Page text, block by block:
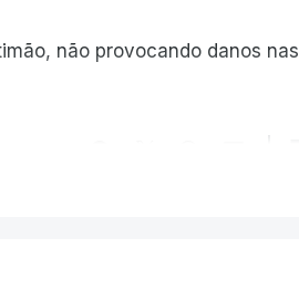
não provocando danos nas